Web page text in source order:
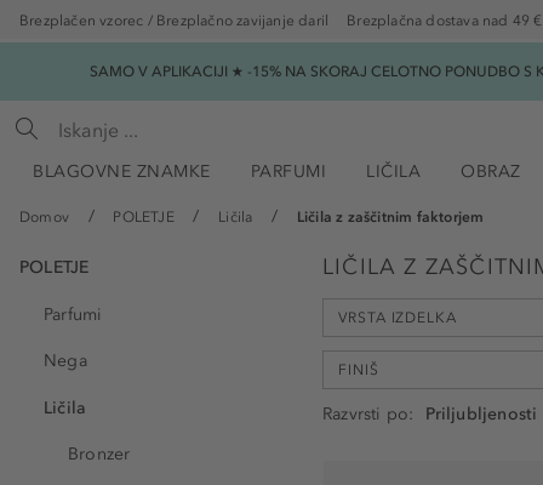
Brezplačen vzorec / Brezplačno zavijanje daril Brezplačna dostava nad 49 €
SAMO V APLIKACIJI ★ -15% NA SKORAJ CELOTNO PONUDBO
BLAGOVNE ZNAMKE PARFUMI LIČILA OBRAZ
Domov POLETJE Ličila Ličila z zaščitnim faktorjem
POLETJE
Parfumi
Nega
Ličila
Bronzer
LIČILA Z
VRSTA IZDELKA
Tekoča podlaga (9)
FINIŠ
Razvrsti po